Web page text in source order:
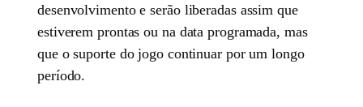
desenvolvimento e serão liberadas assim que
estiverem prontas ou na data programada, mas
que o suporte do jogo continuar por um longo
período.